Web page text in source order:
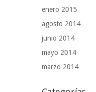
enero 2015
agosto 2014
junio 2014
mayo 2014
marzo 2014